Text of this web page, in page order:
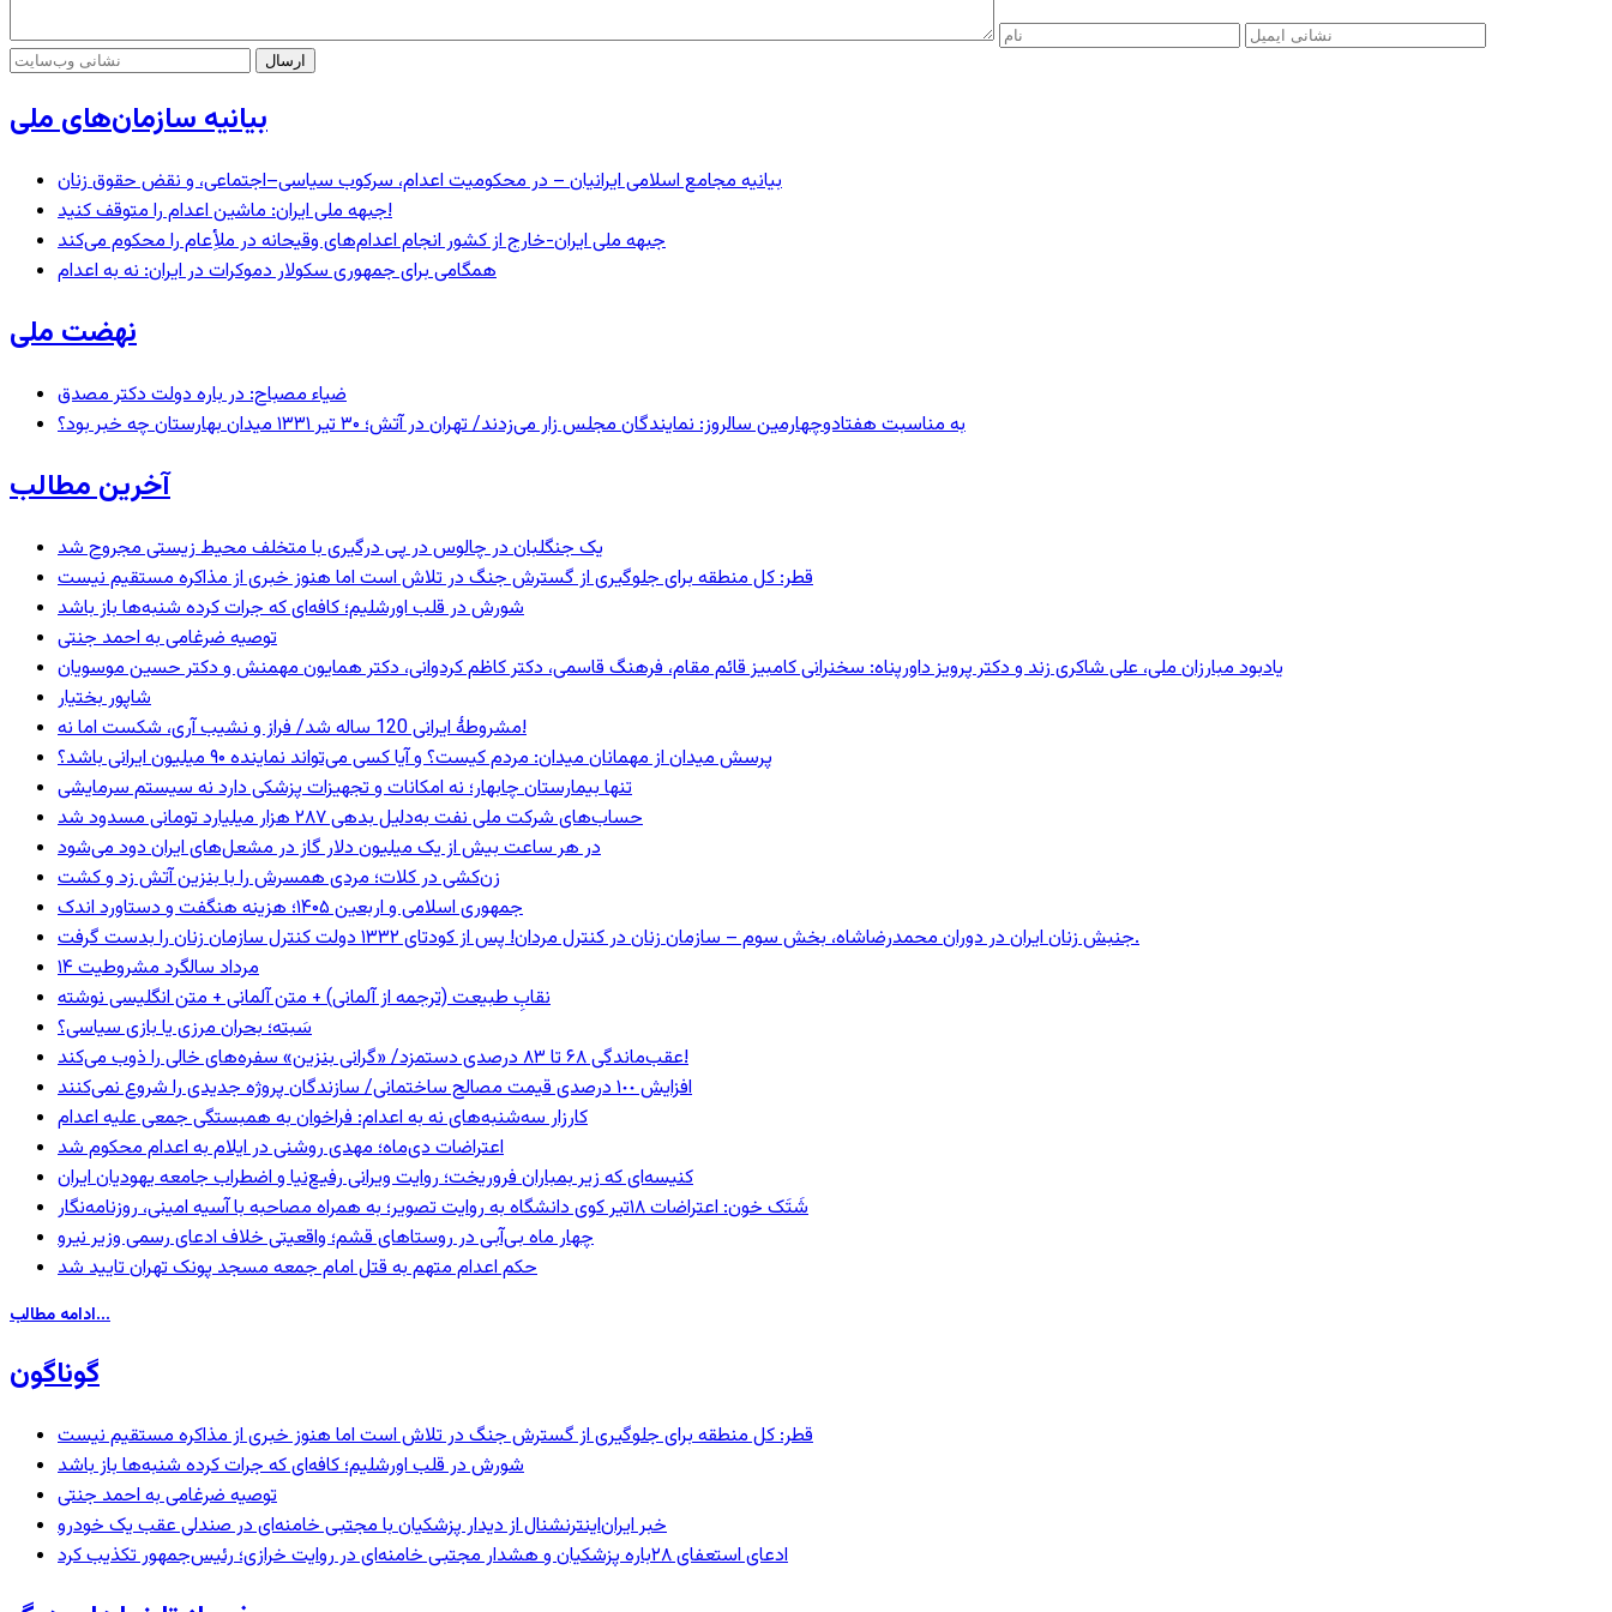
بیانیه سازمان‌های ملی
بیانیه مجامع اسلامی ایرانیان – در محکومیت اعدام، سرکوب سیاسی–اجتماعی، و نقض حقوق زنان
جبهه ملی ایران: ماشین اعدام را متوقف کنید!
جبهه ملی ایران-خارج از کشور انجام اعدام‌های وقیحانه در ملأِعام را محکوم می‌کند
همگامی برای جمهوری سکولار دموکرات در ایران: نه به اعدام
نهضت ملی
ضیاء مصباح: در باره دولت دکتر مصدق
به مناسبت هفتادوچهارمین سالروز: نمایندگان مجلس زار می‌زدند/ تهران در آتش؛ ۳۰ تیر ۱۳۳۱ میدان بهارستان چه خبر بود؟
آخرین مطالب
یک جنگلبان در چالوس در پی درگیری با متخلف محیط زیستی مجروح شد
قطر: کل منطقه برای جلوگیری از گسترش جنگ در تلاش است اما هنوز خبری از مذاکره مستقیم نیست
شورش در قلب اورشلیم؛ کافه‌ای که جرات کرده شنبه‌ها باز باشد
توصیه ضرغامی به احمد جنتی
یادبود مبارزان ملی، علی شاکری زند و دکتر پرویز داورپناه: سخنرانی کامبیز قائم مقام، فرهنگ قاسمی، دکتر کاظم کردوانی، دکتر همایون مهمنش و دکتر حسین موسویان
شاپور بختیار
مشروطۀ ایرانی 120 ساله شد/ فراز و نشیب آری، شکست اما نه!
پرسش میدان از مهمانان میدان: مردم کیست؟ و آیا کسی می‌تواند نماینده ۹۰ میلیون ایرانی باشد؟
تنها بیمارستان چابهار؛ نه امکانات و تجهیزات پزشکی دارد نه سیستم سرمایشی
حساب‌های شرکت ملی نفت به‌دلیل بدهی ۲۸۷ هزار میلیارد تومانی مسدود شد
در هر ساعت بیش از یک میلیون دلار گاز در مشعل‌های ایران دود می‌شود
زن‌کشی در کلات؛ مردی همسرش را با بنزین آتش زد و کشت
جمهوری اسلامی و اربعین ۱۴۰۵؛ هزینه هنگفت و دستاورد اندک
جنبش زنان ایران در دوران محمدرضاشاه، بخش سوم – سازمان زنان در کنترل مردان! پس از کودتای ۱۳۳۲ دولت کنترل سازمان زنان را بدست گرفت.
۱۴ مرداد سالگرد مشروطیت
نقابِ طبیعت (ترجمه از آلمانی) + متن آلمانی + متن انگلیسی نوشته
سَبته؛ بحران مرزی یا بازی سیاسی؟
عقب‌ماندگی ۶۸ تا ۸۳ درصدی دستمزد/ «گرانی بنزین» سفره‌های خالی را ذوب می‌کند!
افزایش ١٠٠ درصدی قیمت مصالح ساختمانی/ سازندگان پروژه جدیدی را شروع نمی‌کنند
کارزار سه‌شنبه‌های نه به اعدام: فراخوان به همبستگی جمعی علیه اعدام
اعتراضات دی‌ماه؛ مهدی روشنی در ایلام به اعدام محکوم شد
کنیسه‌ای که زیر بمباران فروریخت؛ روایت ویرانی رفیع‌نیا و اضطراب جامعه یهودیان ایران
شَتَک خون: اعتراضات ۱۸تیر کوی دانشگاه به روایت تصویر؛ به همراه مصاحبه با آسیه امینی، روزنامه‌نگار
چهار ماه بی‌آبی در روستاهای قشم؛ واقعیتی خلاف ادعای رسمی وزیر نیرو
حکم اعدام متهم به قتل امام جمعه مسجد پونک تهران تایید شد
ادامه مطالب...
گوناگون
قطر: کل منطقه برای جلوگیری از گسترش جنگ در تلاش است اما هنوز خبری از مذاکره مستقیم نیست
شورش در قلب اورشلیم؛ کافه‌ای که جرات کرده شنبه‌ها باز باشد
توصیه ضرغامی به احمد جنتی
خبر ایران‌اینترنشنال از دیدار پزشکیان با مجتبی خامنه‌ای در صندلی عقب یک خودرو
ادعای استعفای ۲۸باره پزشکیان و هشدار مجتبی خامنه‌ای در روایت خرازی؛ رئیس‌جمهور تکذیب کرد